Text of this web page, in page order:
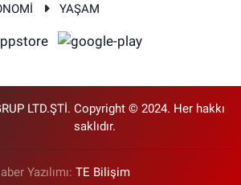
YAŞAM
LTD.ŞTİ. Copyright © 2024. Her hakkı
saklıdır.
Yazılımı: TE Bilişim